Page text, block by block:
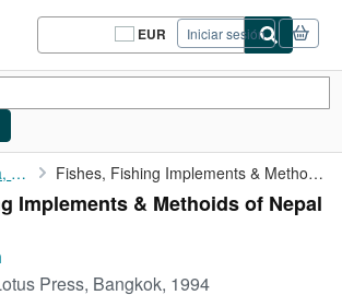
principal
EUR
Preferencias
de
del
Iniciar sesión
Shrestha, Jiwan Fishes, Fishing Implements & Methoids of Nepal
Implements & Methoids of Nepal
Press, Bangkok, 1994